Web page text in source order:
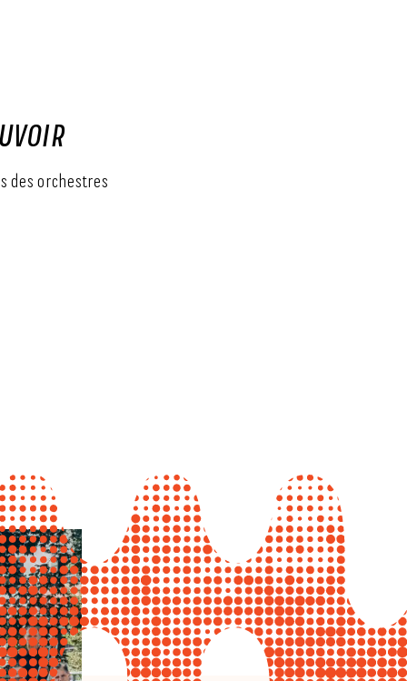
des orchestres